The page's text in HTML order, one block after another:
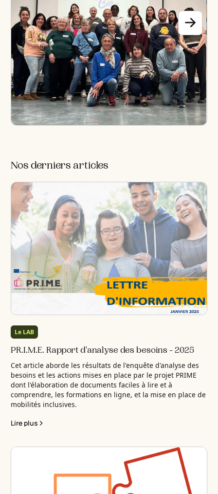
projet vidéo connecté. De l'autre, un webinaire inspirant
pour outiller des éducateur.rice.s venu.e.s de 8
institutions européennes.
Nos derniers articles
Le LAB
PR.I.M.E. Rapport d'analyse des besoins - 2025
Cet article aborde les résultats de l'enquête d'analyse des
besoins et les actions mises en place par le projet PRIME
dont l'élaboration de documents faciles à lire et à
comprendre, les formations en ligne, et la mise en place de
mobilités inclusives.
Lire plus